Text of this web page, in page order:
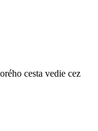
cesta vedie cez